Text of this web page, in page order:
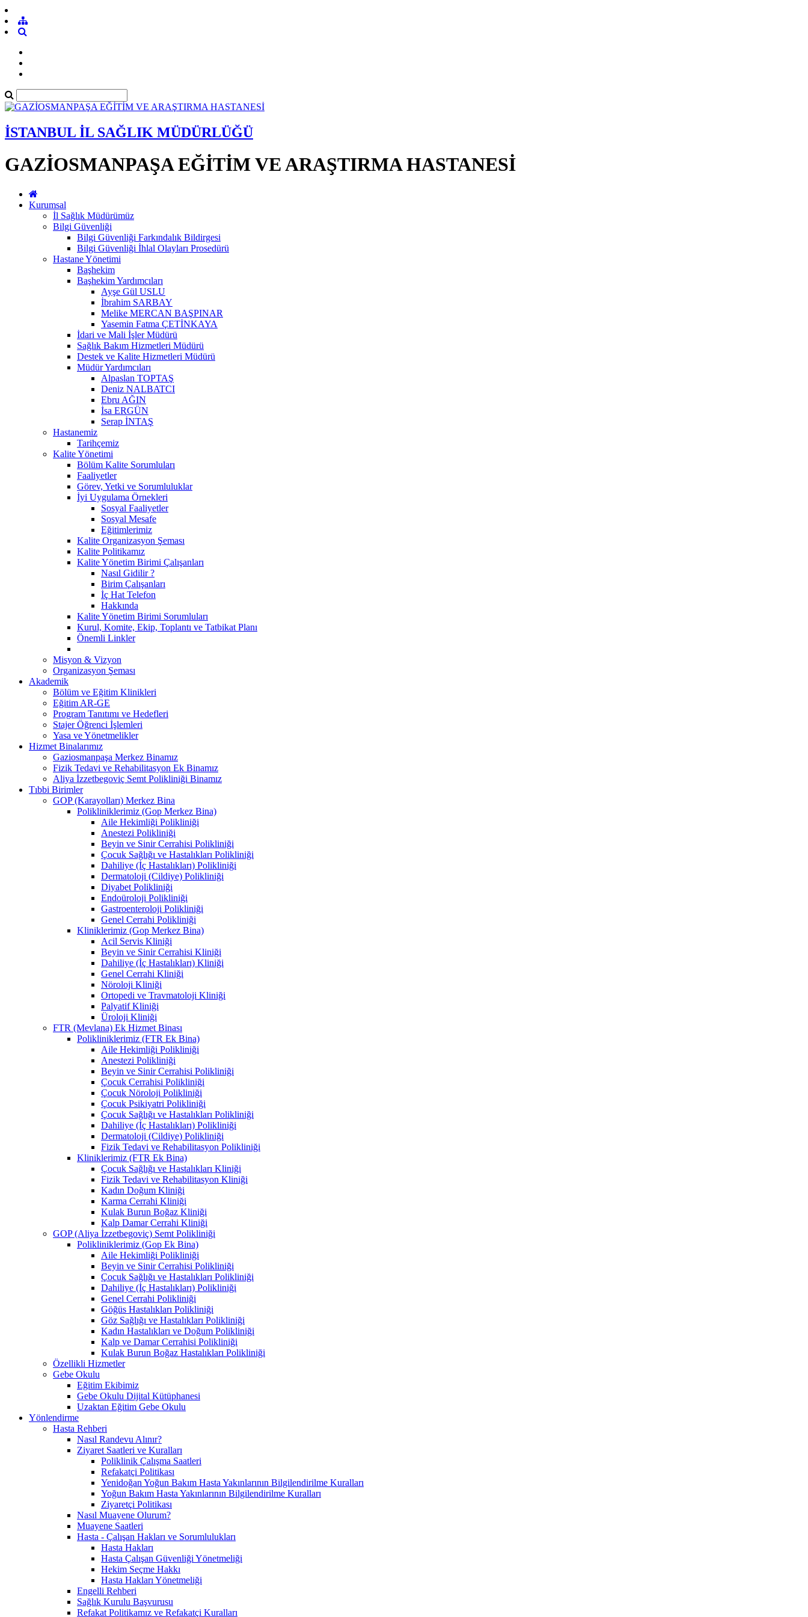
İSTANBUL İL SAĞLIK MÜDÜRLÜĞÜ
GAZİOSMANPAŞA EĞİTİM VE ARAŞTIRMA HASTANESİ
Kurumsal
İl Sağlık Müdürümüz
Bilgi Güvenliği
Bilgi Güvenliği Farkındalık Bildirgesi
Bilgi Güvenliği İhlal Olayları Prosedürü
Hastane Yönetimi
Başhekim
Başhekim Yardımcıları
Ayşe Gül USLU
İbrahim SARBAY
Melike MERCAN BAŞPINAR
Yasemin Fatma ÇETİNKAYA
İdari ve Mali İşler Müdürü
Sağlık Bakım Hizmetleri Müdürü
Destek ve Kalite Hizmetleri Müdürü
Müdür Yardımcıları
Alpaslan TOPTAŞ
Deniz NALBATCI
Ebru AĞIN
İsa ERGÜN
Serap İNTAŞ
Hastanemiz
Tarihçemiz
Kalite Yönetimi
Bölüm Kalite Sorumluları
Faaliyetler
Görev, Yetki ve Sorumluluklar
İyi Uygulama Örnekleri
Sosyal Faaliyetler
Sosyal Mesafe
Eğitimlerimiz
Kalite Organizasyon Şeması
Kalite Politikamız
Kalite Yönetim Birimi Çalışanları
Nasıl Gidilir ?
Birim Çalışanları
İç Hat Telefon
Hakkında
Kalite Yönetim Birimi Sorumluları
Kurul, Komite, Ekip, Toplantı ve Tatbikat Planı
Önemli Linkler
Misyon & Vizyon
Organizasyon Şeması
Akademik
Bölüm ve Eğitim Klinikleri
Eğitim AR-GE
Program Tanıtımı ve Hedefleri
Stajer Öğrenci İşlemleri
Yasa ve Yönetmelikler
Hizmet Binalarımız
Gaziosmanpaşa Merkez Binamız
Fizik Tedavi ve Rehabilitasyon Ek Binamız
Aliya İzzetbegoviç Semt Polikliniği Binamız
Tıbbi Birimler
GOP (Karayolları) Merkez Bina
Polikliniklerimiz (Gop Merkez Bina)
Aile Hekimliği Polikliniği
Anestezi Polikliniği
Beyin ve Sinir Cerrahisi Polikliniği
Çocuk Sağlığı ve Hastalıkları Polikliniği
Dahiliye (İç Hastalıkları) Polikliniği
Dermatoloji (Cildiye) Polikliniği
Diyabet Polikliniği
Endoüroloji Polikliniği
Gastroenteroloji Polikliniği
Genel Cerrahi Polikliniği
Kliniklerimiz (Gop Merkez Bina)
Acil Servis Kliniği
Beyin ve Sinir Cerrahisi Kliniği
Dahiliye (İç Hastalıkları) Kliniği
Genel Cerrahi Kliniği
Nöroloji Kliniği
Ortopedi ve Travmatoloji Kliniği
Palyatif Kliniği
Üroloji Kliniği
FTR (Mevlana) Ek Hizmet Binası
Polikliniklerimiz (FTR Ek Bina)
Aile Hekimliği Polikliniği
Anestezi Polikliniği
Beyin ve Sinir Cerrahisi Polikliniği
Çocuk Cerrahisi Polikliniği
Çocuk Nöroloji Polikliniği
Çocuk Psikiyatri Polikliniği
Çocuk Sağlığı ve Hastalıkları Polikliniği
Dahiliye (İç Hastalıkları) Polikliniği
Dermatoloji (Cildiye) Polikliniği
Fizik Tedavi ve Rehabilitasyon Polikliniği
Kliniklerimiz (FTR Ek Bina)
Çocuk Sağlığı ve Hastalıkları Kliniği
Fizik Tedavi ve Rehabilitasyon Kliniği
Kadın Doğum Kliniği
Karma Cerrahi Kliniği
Kulak Burun Boğaz Kliniği
Kalp Damar Cerrahi Kliniği
GOP (Aliya İzzetbegoviç) Semt Polikliniği
Polikliniklerimiz (Gop Ek Bina)
Aile Hekimliği Polikliniği
Beyin ve Sinir Cerrahisi Polikliniği
Çocuk Sağlığı ve Hastalıkları Polikliniği
Dahiliye (İç Hastalıkları) Polikliniği
Genel Cerrahi Polikliniği
Göğüs Hastalıkları Polikliniği
Göz Sağlığı ve Hastalıkları Polikliniği
Kadın Hastalıkları ve Doğum Polikliniği
Kalp ve Damar Cerrahisi Polikliniği
Kulak Burun Boğaz Hastalıkları Polikliniği
Özellikli Hizmetler
Gebe Okulu
Eğitim Ekibimiz
Gebe Okulu Dijital Kütüphanesi
Uzaktan Eğitim Gebe Okulu
Yönlendirme
Hasta Rehberi
Nasıl Randevu Alınır?
Ziyaret Saatleri ve Kuralları
Poliklinik Çalışma Saatleri
Refakatçi Politikası
Yenidoğan Yoğun Bakım Hasta Yakınlarının Bilgilendirilme Kuralları
Yoğun Bakım Hasta Yakınlarının Bilgilendirilme Kuralları
Ziyaretçi Politikası
Nasıl Muayene Olurum?
Muayene Saatleri
Hasta - Çalışan Hakları ve Sorumlulukları
Hasta Hakları
Hasta Çalışan Güvenliği Yönetmeliği
Hekim Seçme Hakkı
Hasta Hakları Yönetmeliği
Engelli Rehberi
Sağlık Kurulu Başvurusu
Refakat Politikamız ve Refakatçi Kuralları